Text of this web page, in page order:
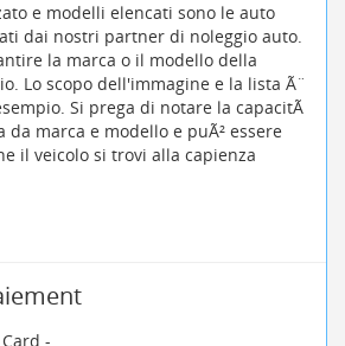
e modelli elencati sono le auto
dai nostri partner di noleggio auto.
la marca o il modello della
Lo scopo dell'immagine e la lista Ã¨
Si prega di notare la capacitÃ
da marca e modello e puÃ² essere
il veicolo si trovi alla capienza
-